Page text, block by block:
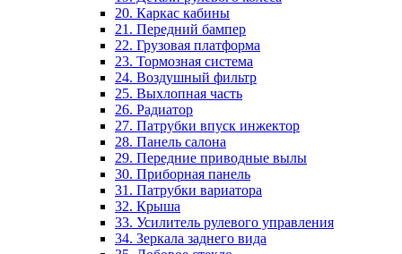
20. Каркас кабины
21. Передний бампер
22. Грузовая платформа
23. Тормозная система
24. Воздушный фильтр
25. Выхлопная часть
26. Радиатор
27. Патрубки впуск инжектор
28. Панель салона
29. Передние приводные вылы
30. Приборная панель
31. Патрубки вариатора
32. Крыша
33. Усилитель рулевого управления
34. Зеркала заднего вида